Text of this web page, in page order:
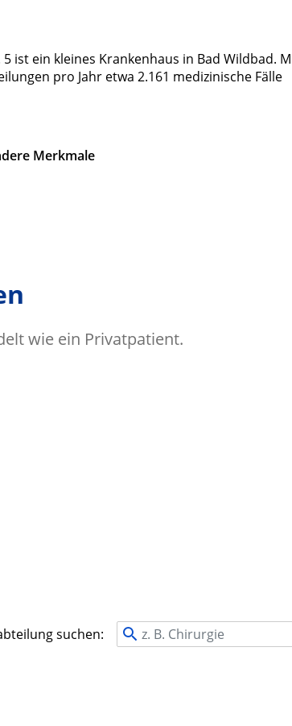
ist ein kleines Krankenhaus in Bad Wildbad.
pro Jahr etwa 2.161 medizinische Fälle
Merkmale
wie ein Privatpatient.
suchen: